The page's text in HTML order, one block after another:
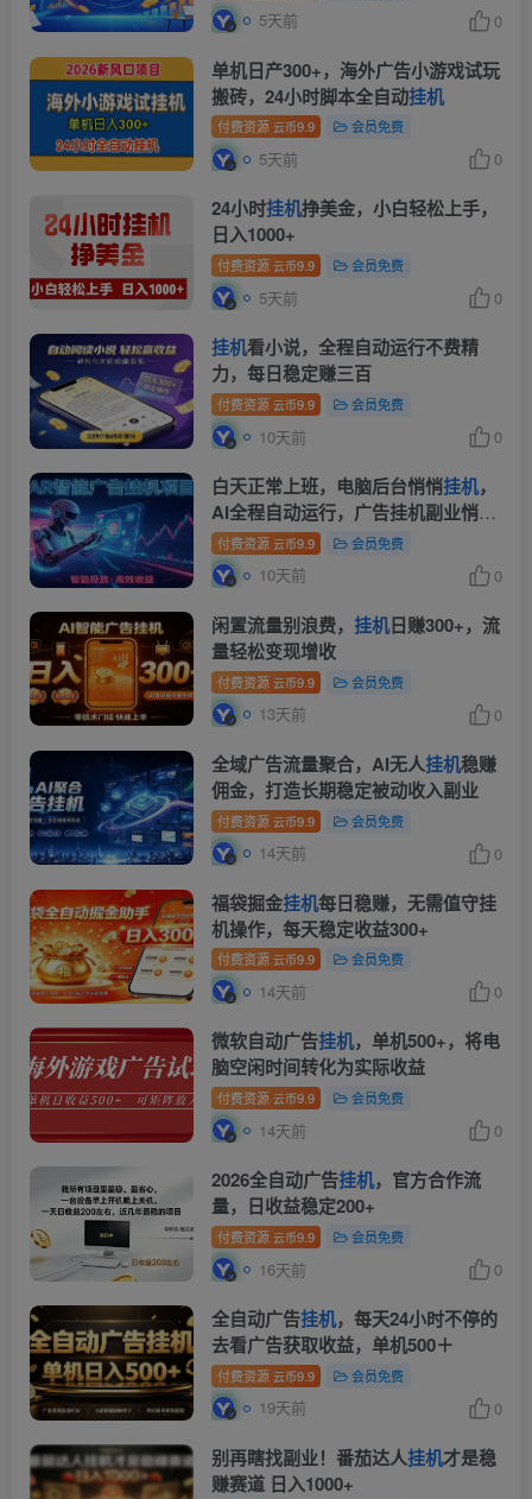
5天前 0
单机日产300+，海外广告小游戏试玩
搬砖，24小时脚本全自动挂机
付费资源 云币9.9 会员免费
5天前 0
24小时挂机挣美金，小白轻松上手，
日入1000+
付费资源 云币9.9 会员免费
5天前 0
挂机看小说，全程自动运行不费精
力，每日稳定赚三百
付费资源 云币9.9 会员免费
10天前 0
白天正常上班，电脑后台悄悄挂机，
AI全程自动运行，广告挂机副业悄悄
出圈
付费资源 云币9.9 会员免费
10天前 0
闲置流量别浪费， 挂机日赚300+，流
量轻松变现增收
付费资源 云币9.9 会员免费
13天前 0
全域广告流量聚合，AI无人挂机稳赚
佣金，打造长期稳定被动收入副业
付费资源 云币9.9 会员免费
14天前 0
福袋掘金挂机每日稳赚，无需值守挂
机操作，每天稳定收益300+
付费资源 云币9.9 会员免费
14天前 0
微软自动广告挂机，单机500+，将电
脑空闲时间转化为实际收益
付费资源 云币9.9 会员免费
14天前 0
2026全自动广告挂机，官方合作流
量，日收益稳定200+
付费资源 云币9.9 会员免费
16天前 0
全自动广告挂机，每天24小时不停的
去看广告获取收益，单机500＋
付费资源 云币9.9 会员免费
19天前 0
别再瞎找副业！番茄达人挂机才是稳
赚赛道 日入1000+